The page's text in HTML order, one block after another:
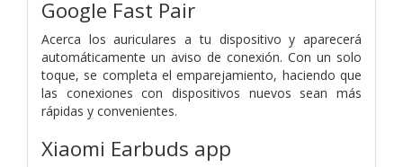
Google Fast Pair
Acerca los auriculares a tu dispositivo y aparecerá
automáticamente un aviso de conexión. Con un solo
toque, se completa el emparejamiento, haciendo que
las conexiones con dispositivos nuevos sean más
rápidas y convenientes.
Xiaomi Earbuds app